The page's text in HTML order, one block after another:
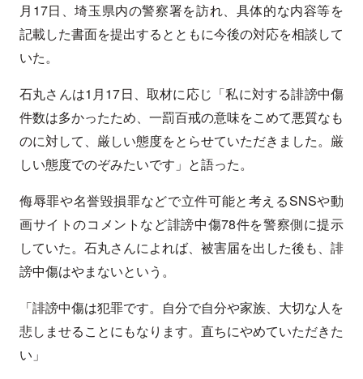
月17日、埼玉県内の警察署を訪れ、具体的な内容等を
記載した書面を提出するとともに今後の対応を相談して
いた。
石丸さんは1月17日、取材に応じ「私に対する誹謗中傷
件数は多かったため、一罰百戒の意味をこめて悪質なも
のに対して、厳しい態度をとらせていただきました。厳
しい態度でのぞみたいです」と語った。
侮辱罪や名誉毀損罪などで立件可能と考えるSNSや動
画サイトのコメントなど誹謗中傷78件を警察側に提示
していた。石丸さんによれば、被害届を出した後も、誹
謗中傷はやまないという。
「誹謗中傷は犯罪です。自分で自分や家族、大切な人を
悲しませることにもなります。直ちにやめていただきた
い」